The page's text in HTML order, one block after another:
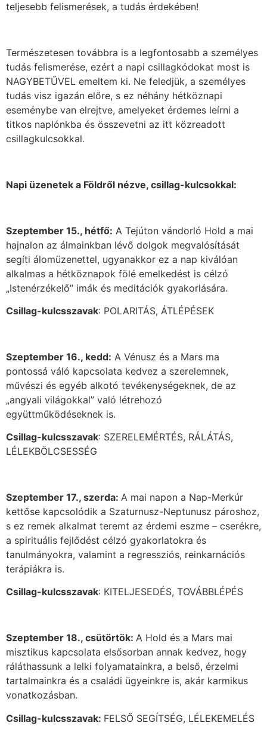
teljesebb felismerések, a tudás érdekében!
Természetesen továbbra is a legfontosabb a személyes
tudás felismerése, ezért a napi csillagkódokat most is
NAGYBETŰVEL emeltem ki. Ne feledjük, a személyes
tudás visz igazán előre, s ez néhány hétköznapi
eseménybe van elrejtve, amelyeket érdemes leírni a
titkos naplónkba és összevetni az itt közreadott
csillagkulcsokkal.
Napi üzenetek a Földről nézve, csillag-kulcsokkal:
Szeptember 15., hétfő: A Tejúton vándorló Hold a mai
hajnalon az álmainkban lévő dolgok megvalósítását
segíti álomüzenettel, ugyanakkor ez a nap kiválóan
alkalmas a hétköznapok fölé emelkedést is célzó
„Istenérzékelő” imák és meditációk gyakorlására.
Csillag-kulcsszavak: POLARITÁS, ÁTLÉPÉSEK
Szeptember 16., kedd: A Vénusz és a Mars ma
pontossá váló kapcsolata kedvez a szerelemnek,
művészi és egyéb alkotó tevékenységeknek, de az
„angyali világokkal” való létrehozó
együttműködéseknek is.
Csillag-kulcsszavak: SZERELEMÉRTÉS, RÁLÁTÁS,
LÉLEKBÖLCSESSÉG
Szeptember 17., szerda: A mai napon a Nap-Merkúr
kettőse kapcsolódik a Szaturnusz-Neptunusz pároshoz,
s ez remek alkalmat teremt az érdemi eszme – cserékre,
a spirituális fejlődést célzó gyakorlatokra és
tanulmányokra, valamint a regressziós, reinkarnációs
terápiákra is.
Csillag-kulcsszavak: KITELJESEDÉS, TOVÁBBLÉPÉS
Szeptember 18., csütörtök: A Hold és a Mars mai
misztikus kapcsolata elsősorban annak kedvez, hogy
ráláthassunk a lelki folyamatainkra, a belső, érzelmi
tartalmainkra és a családi ügyeinkre is, akár karmikus
vonatkozásban.
Csillag-kulcsszavak: FELSŐ SEGÍTSÉG, LÉLEKEMELÉS